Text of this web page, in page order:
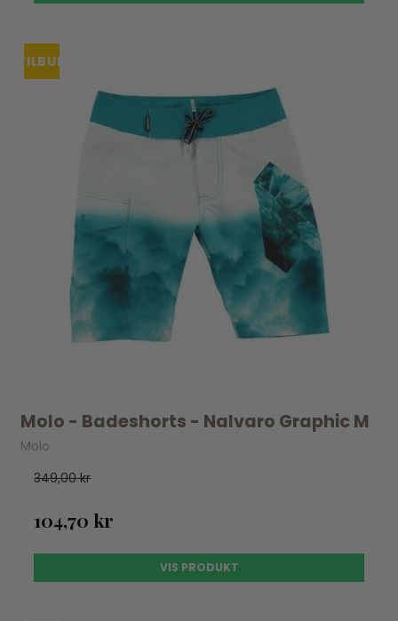
TILBUD
Molo - Badeshorts - Nalvaro Graphic M
Molo
349,00 kr
104,70 kr
VIS PRODUKT